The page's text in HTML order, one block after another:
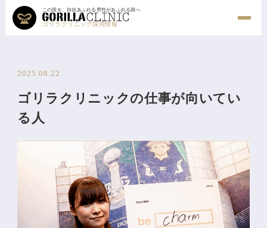
この国を、自信あふれる男性があふれる国へ
ゴリラクリニック採用情報
2025.08.22
ゴリラクリニックの仕事が向いてい
る人